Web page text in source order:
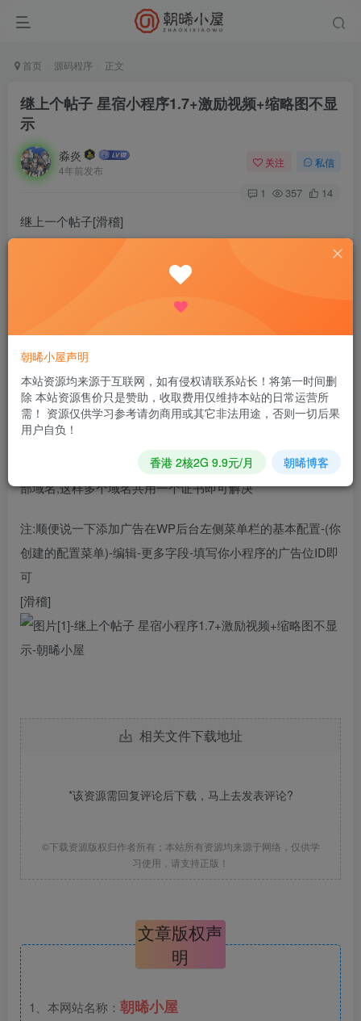
首页 源码程序 正文
继上个帖子 星宿小程序1.7+激励视频+缩略图不显
示
淼炎
4年前发布
关注 私信
1 357 14
继上一个帖子[滑稽]
安装去看上个帖子或去官网找教程
由于使用的是两个域名A域名(网站正常域名)和B域名(小程序
有些朋友可能会遇到A域名正常B域名乱码或者图片不显示的
问题
这是由于B域名使用了网站证书而A域名无法使用B域名的证
书造成的
我们可以通过宝塔申请Let’s Encrypt证书申请时勾选网站全
部域名,这样多个域名共用一个证书即可解决
注:顺便说一下添加广告在WP后台左侧菜单栏的基本配置-(你
创建的配置菜单)-编辑-更多字段-填写你小程序的广告位ID即
可
[滑稽]
相关文件下载地址
*该资源需回复评论后下载，马上去发表评论?
©下载资源版权归作者所有；本站所有资源均来源于网络，仅供学
习使用，请支持正版！
文章版权声
明
1、本网站名称： 朝晞小屋
朝晞小屋声明
本站资源均来源于互联网，如有侵权请联系站长！将第一时间删
除 本站资源售价只是赞助，收取费用仅维持本站的日常运营所
需！ 资源仅供学习参考请勿商用或其它非法用途，否则一切后果
用户自负！
香港 2核2G 9.9元/月 朝晞博客